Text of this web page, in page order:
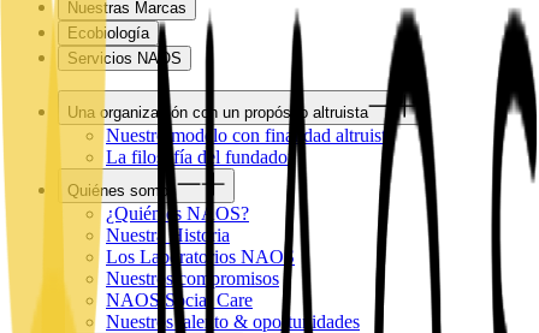
Nuestras Marcas
Ecobiología
Servicios NAOS
Una organización con un propósito altruista
Nuestro modelo con finalidad altruista
La filosofía del fundador
Quiénes somos
¿Quién es NAOS?
Nuestra Historia
Los Laboratorios NAOS
Nuestros compromisos
NAOS Social Care
Nuestros talento & oportunidades